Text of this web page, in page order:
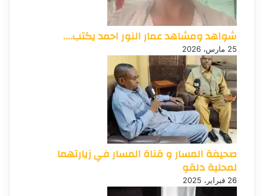
شواهد ومشاهد عمار النور احمد يكتب….
25 مارس، 2026
صحيفة المسار و قناة المسار في زيارتهما
لمحلية دلقو
26 فبراير، 2025